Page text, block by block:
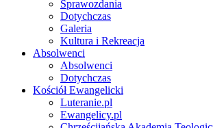
Sprawozdania
Dotychczas
Galeria
Kultura i Rekreacja
Absolwenci
Absolwenci
Dotychczas
Kościół Ewangelicki
Luteranie.pl
Ewangelicy.pl